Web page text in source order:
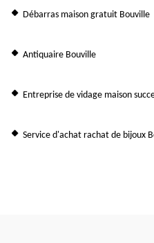
Débarras maison gratuit Bouville
Antiquaire Bouville
Entreprise de vidage maison
Service d'achat rachat de bijoux